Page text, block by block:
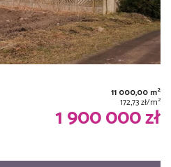
11 000,00 m2
172,73 zł/m2
1 900 000 zł